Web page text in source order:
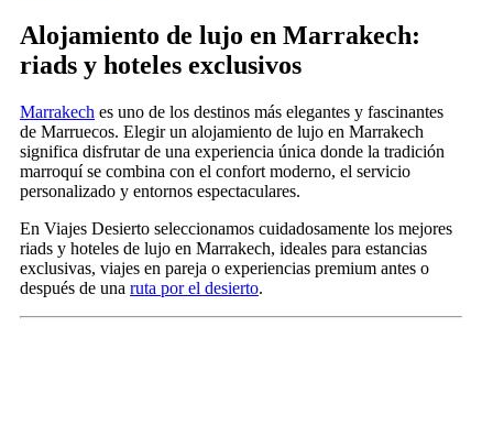
Alojamiento de lujo en Marrakech:
riads y hoteles exclusivos
Marrakech es uno de los destinos más elegantes y fascinantes
de Marruecos. Elegir un alojamiento de lujo en Marrakech
significa disfrutar de una experiencia única donde la tradición
marroquí se combina con el confort moderno, el servicio
personalizado y entornos espectaculares.
En Viajes Desierto seleccionamos cuidadosamente los mejores
riads y hoteles de lujo en Marrakech, ideales para estancias
exclusivas, viajes en pareja o experiencias premium antes o
después de una ruta por el desierto.